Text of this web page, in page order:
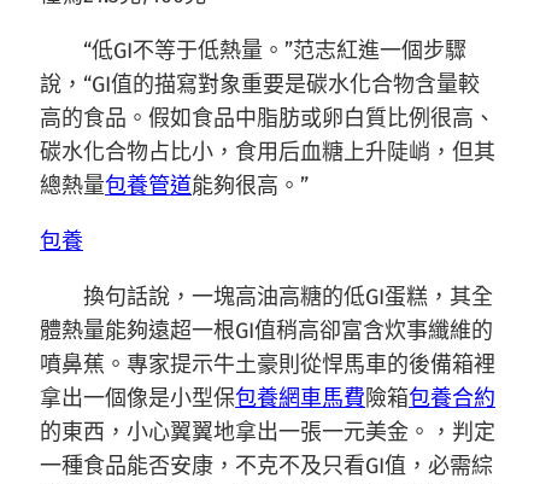
“低GI不等于低熱量。”范志紅進一個步驟
說，“GI值的描寫對象重要是碳水化合物含量較
高的食品。假如食品中脂肪或卵白質比例很高、
碳水化合物占比小，食用后血糖上升陡峭，但其
總熱量包養管道能夠很高。”
包養
換句話說，一塊高油高糖的低GI蛋糕，其全
體熱量能夠遠超一根GI值稍高卻富含炊事纖維的
噴鼻蕉。專家提示牛土豪則從悍馬車的後備箱裡
拿出一個像是小型保包養網車馬費險箱包養合約
的東西，小心翼翼地拿出一張一元美金。，判定
一種食品能否安康，不克不及只看GI值，必需綜